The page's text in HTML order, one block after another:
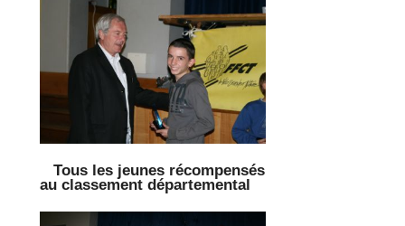
Tous les jeunes récompensés
au classement départemental